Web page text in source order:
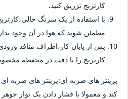
کارتریج تزریق کنید.
با استفاده از یک سرنگ
مطمئن شوید که هوا در آن وجود
پس از پایان کار،اطراف منافذ
کارتریج را با دقت در محفظه
پرینتر های ضربه ای:پرینتر های ضربه
کند و معمولا با فشار دادن یک نوار جوهر